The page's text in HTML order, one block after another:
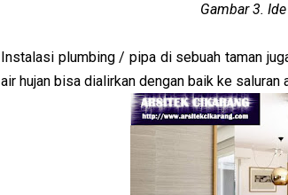
Gambar 3.
Instalasi plumbing / pipa di sebuah taman
air hujan bisa dialirkan dengan baik ke saluran